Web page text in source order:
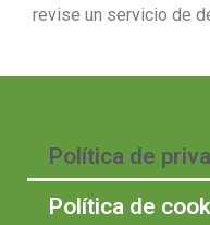
revise un servicio de
Política de
Política de